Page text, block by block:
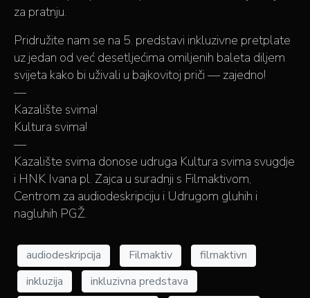
za pratnju.
Pridružite nam se na 5. predstavi inkluzivne pretplate
uz jedan od već desetljećima omiljenih baleta diljem
svijeta kako bi uživali u bajkovitoj priči — zajedno!
—
Kazalište svima!
Kultura svima!
—
Kazalište svima donose udruga Kultura svima svugdje
i HNK Ivana pl. Zajca u suradnji s Filmaktivom,
Centrom za audiodeskripciju i Udrugom gluhih i
nagluhih PGŽ.
audiodeskripcija Filmaktiv
filmaktivn
inkluzija
inkluzivna predstava